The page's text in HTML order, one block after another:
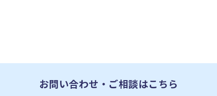
お問い合わせ・ご相談はこちら